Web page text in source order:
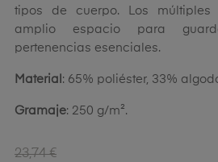
tipos de cuerpo. Los múltiples
amplio espacio para
pertenencias esenciales.
Material : 65% poliéster, 33%
Gramaje: 250 g/m².
23,74 €